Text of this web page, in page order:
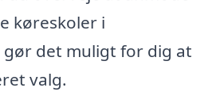
køreskoler i
gør det muligt for dig at
valg.